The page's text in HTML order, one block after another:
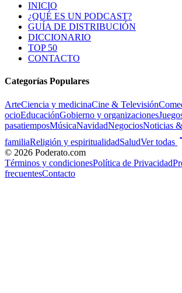
INICIO
¿QUÉ ES UN PODCAST?
GUÍA DE DISTRIBUCIÓN
DICCIONARIO
TOP 50
CONTACTO
Categorías Populares
ArteCiencia y medicinaCine & Televisión
ocioEducaciónGobierno y organizaciones
pasatiemposMúsicaNavidadNegociosNoticias
familiaReligión y espiritualidadSaludVer todas
© 2026 Poderato.com
Términos y condicionesPolítica de Privacidad
frecuentesContacto